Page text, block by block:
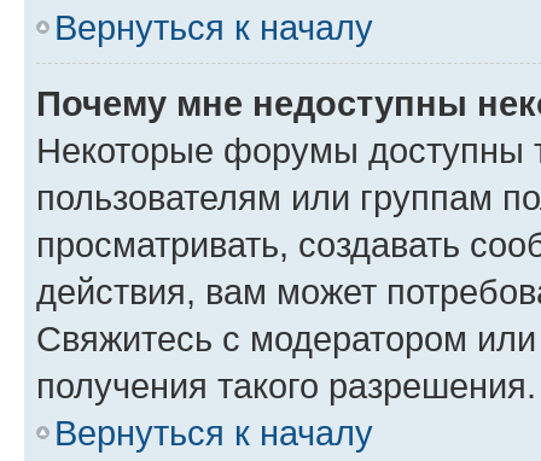
Вернуться к началу
Почему мне недоступны
Некоторые форумы доступны
пользователям или группам
просматривать, создавать
действия, вам может
Свяжитесь с модератором
получения такого разрешения.
Вернуться к началу